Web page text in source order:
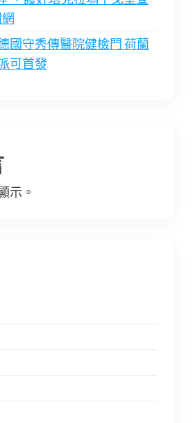
國守秀傳醫院健檢門 荷蘭
可首發
示。